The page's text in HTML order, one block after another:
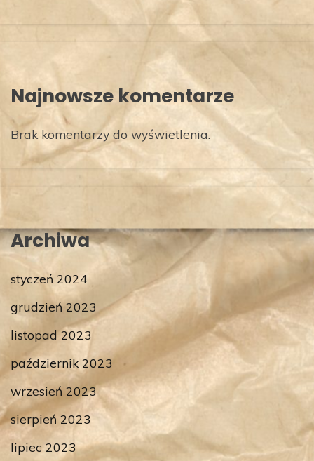
Najnowsze komentarze
Brak komentarzy do wyświetlenia.
Archiwa
styczeń 2024
grudzień 2023
listopad 2023
październik 2023
wrzesień 2023
sierpień 2023
lipiec 2023